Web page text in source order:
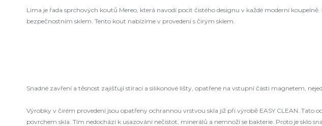
Lima je řada sprchových koutů Mereo, která navodí pocit čistého designu v každé moderní
bezpečnostním sklem. Tento kout nabízíme v provedení s čirým sklem.
Snadné zavření a těsnost zajišťují stírací a silikonové lišty, opatřené na vstupní části magnetem,
Výrobky v čirém provedení jsou opatřeny ochrannou vrstvou skla již při výrobě EASY CLEAN.
povrchem skla. Tím nedochází k usazování nečistot, minerálů a nemnoží se bakterie. Proto je sklo